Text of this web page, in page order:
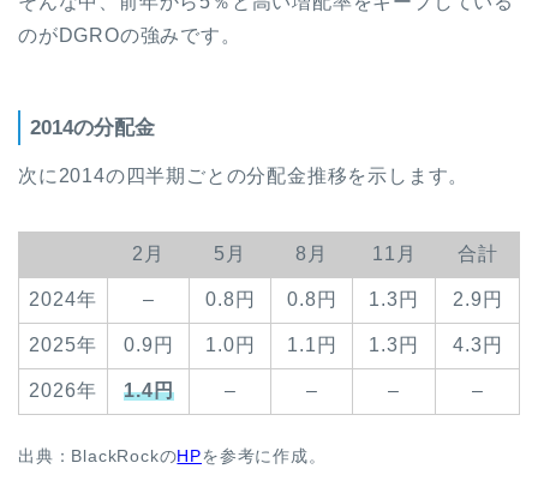
のがDGROの強みです。
2014の分配金
次に2014の四半期ごとの分配金推移を示します。
2月 5月 8月 11月 合計
2024年 – 0.8円 0.8円 1.3円 2.9円
2025年 0.9円 1.0円 1.1円 1.3円 4.3円
2026年 1.4円 – – – –
出典：BlackRockのHPを参考に作成。